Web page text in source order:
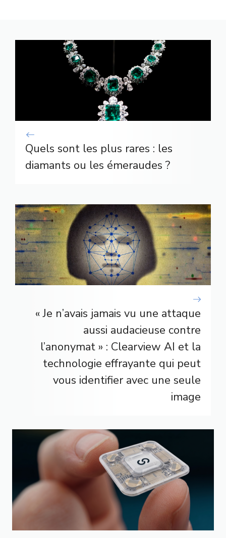
Quels sont les plus rares : les
diamants ou les émeraudes ?
« Je n’avais jamais vu une attaque
aussi audacieuse contre
l’anonymat » : Clearview AI et la
technologie effrayante qui peut
vous identifier avec une seule
image